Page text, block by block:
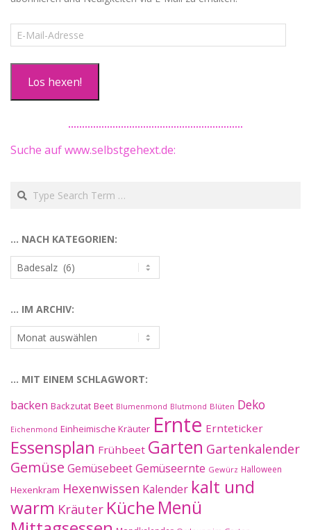
E-
Mail-
Los hexen!
Suche auf www.selbstgehext.de:
Search
… NACH KATEGORIEN:
…
nach
… IM ARCHIV:
…
im
… MIT EINEM SCHLAGWORT:
backen Backzutat Beet Blumenmond Blutmond Blüten Deko
Eichenmond Einheimische Kräuter Ernte Ernteticker
Essensplan Frühbeet Garten Gartenkalender
Gemüse GemüsebeetGemüseernte Gewürz Halloween
Hexenkram Hexenwissen Kalender kalt und
warm Kräuter Küche Menü